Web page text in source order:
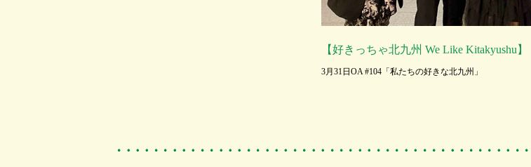
【好きっちゃ北九州 We Like Kitakyushu】
3月31日OA #104「私たちの好きな北九州」